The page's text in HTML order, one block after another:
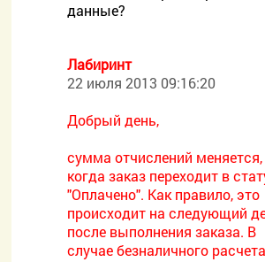
данные?
Лабиринт
22 июля 2013 09:16:20
Добрый день,
сумма отчислений меняется,
когда заказ переходит в
"Оплачено". Как правило, это
происходит на следующий
после выполнения заказа. В
случае безналичного расчета